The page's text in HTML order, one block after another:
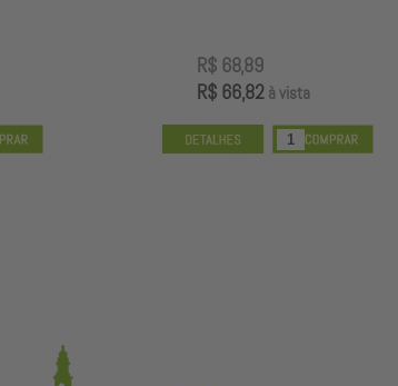
R$ 56,89
R$ 55,18à vista